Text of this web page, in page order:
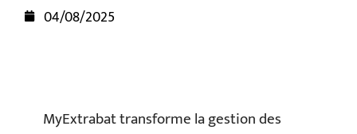
04/08/2025
MyExtrabat transforme la gestion des